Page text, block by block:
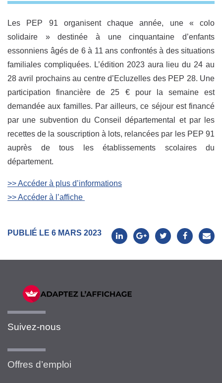
Les PEP 91 organisent chaque année, une « colo
solidaire » destinée à une cinquantaine d’enfants
essonniens âgés de 6 à 11 ans confrontés à des situations
familiales compliquées. L’édition 2023 aura lieu du 24 au
28 avril prochains au centre d’Ecluzelles des PEP 28. Une
participation financière de 25 € pour la semaine est
demandée aux familles. Par ailleurs, ce séjour est financé
par une subvention du Conseil départemental et par les
recettes de la souscription à lots, relancées par les PEP 91
auprès de tous les établissements scolaires du
département.
>> Accéder à plus d’informations
>> Accéder à l’affiche
PUBLIÉ LE 6 MARS 2023
Suivez-nous
Offres d’emploi